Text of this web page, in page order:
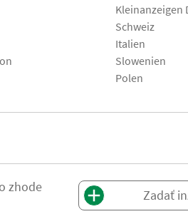
Kleinanzeigen
Schweiz
Italien
Slowenien
Polen
zhode
Zadať